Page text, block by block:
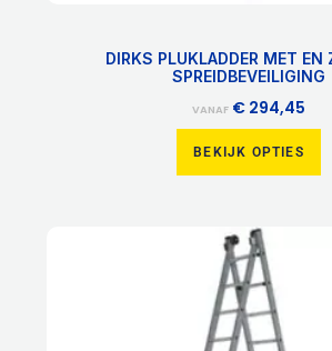
DIRKS PLUKLADDER MET EN
SPREIDBEVEILIGING
VANAF € 294,45
BEKIJK OPTIES
Dit
product
heeft
meerdere
variaties.